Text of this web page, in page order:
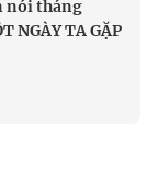
nói tháng
NGÀY TA GẶP